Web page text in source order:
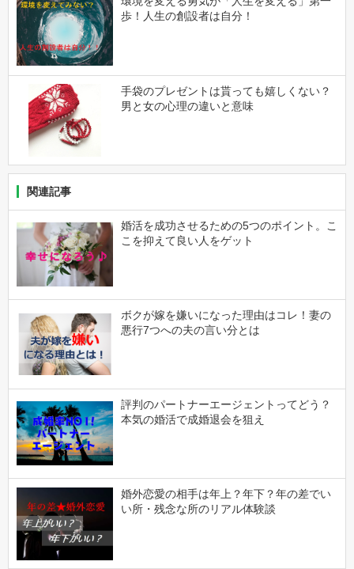
歩！人生の創設者は自分！
手袋のプレゼントは貰っても嬉しくない？
男と女の心理の違いと意味
関連記事
婚活を成功させるための5つのポイント。こ
こを抑えて良い人をゲット
ボクが嫁を嫌いになった理由はコレ！妻の
悪行7つへの夫の言い分とは
評判のパートナーエージェントってどう？
本気の婚活で成婚退会を狙え
婚外恋愛の相手は年上？年下？年の差でい
い所・残念な所のリアル体験談